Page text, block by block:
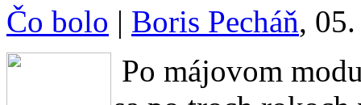
Čo bolo | Boris Pecháň,
Po májovom